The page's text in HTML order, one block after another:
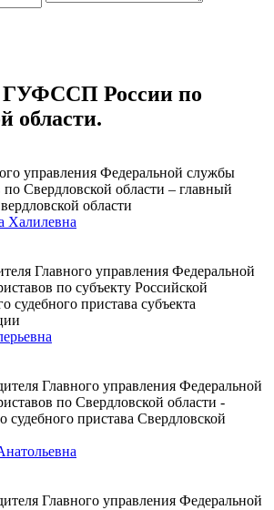
ГУФССП России по
области.
управления Федеральной службы
Свердловской области – главный
области
Халилевна
Главного управления Федеральной
по субъекту Российской
судебного пристава субъекта
Главного управления Федеральной
по Свердловской области -
судебного пристава Свердловской
Главного управления Федеральной